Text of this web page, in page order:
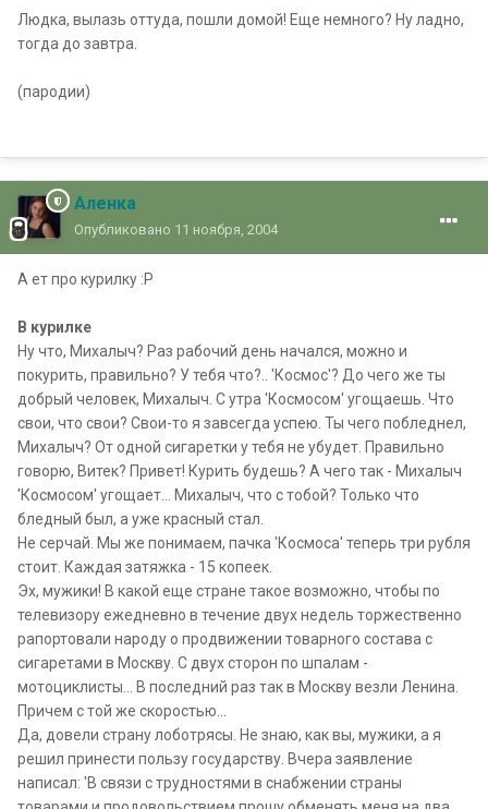
Людка, вылазь оттуда, пошли домой! Еще немного? Ну ладно,
тогда до завтра.
(пародии)
Аленка
Опубликовано 11 ноября, 2004
А ет про курилку :P
В курилке
Ну что, Михалыч? Раз рабочий день начался, можно и
покурить, правильно? У тебя что?.. 'Космос'? До чего же ты
добрый человек, Михалыч. С утра 'Космосом' угощаешь. Что
свои, что свои? Свои-то я завсегда успею. Ты чего побледнел,
Михалыч? От одной сигаретки у тебя не убудет. Правильно
говорю, Витек? Привет! Курить будешь? А чего так - Михалыч
'Космосом' угощает... Михалыч, что с тобой? Только что
бледный был, а уже красный стал.
Не серчай. Мы же понимаем, пачка 'Космоса' теперь три рубля
стоит. Каждая затяжка - 15 копеек.
Эх, мужики! В какой еще стране такое возможно, чтобы по
телевизору ежедневно в течение двух недель торжественно
рапортовали народу о продвижении товарного состава с
сигаретами в Москву. С двух сторон по шпалам -
мотоциклисты... В последний раз так в Москву везли Ленина.
Причем с той же скоростью...
Да, довели страну лоботрясы. Не знаю, как вы, мужики, а я
решил принести пользу государству. Вчера заявление
написал: 'В связи с трудностями в снабжении страны